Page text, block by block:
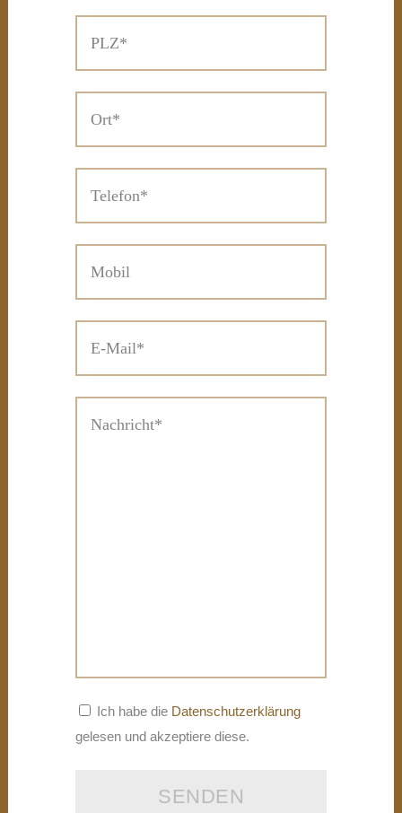
Ich habe die Datenschutzerklärung
gelesen und akzeptiere diese.